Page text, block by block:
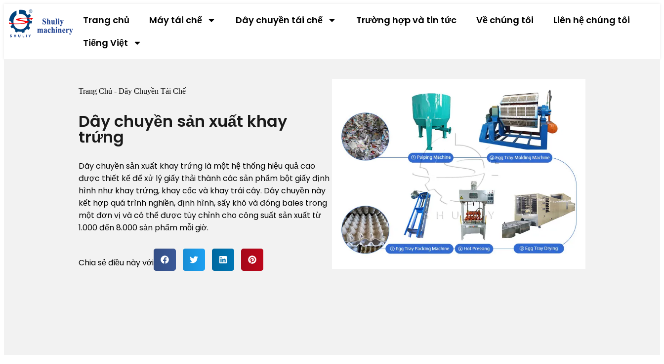
Trang chủ Máy tái chế Dây chuyền tái chế Trường hợp và tin tức Về chúng tôi
Liên hệ chúng tôi
Tiếng Việt
Trang Chủ - Dây Chuyền Tái Chế
Dây chuyền sản xuất khay
trứng
Dây chuyền sản xuất khay trứng là một hệ thống hiệu quả cao
được thiết kế để xử lý giấy thải thành các sản phẩm bột giấy định
hình như khay trứng, khay cốc và khay trái cây. Dây chuyền này
kết hợp quá trình nghiền, định hình, sấy khô và đóng bales trong
một đơn vị và có thể được tùy chỉnh cho công suất sản xuất từ
1.000 đến 8.000 sản phẩm mỗi giờ.
Chia sẻ điều này với